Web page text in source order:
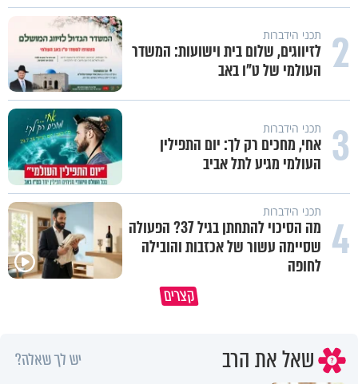
2 תכני הידברות
לזיווגים, שלום בית וישועות: המשדר
העולמי של ט"ו באב
3 תכני הידברות
אחי, מחכים רק לך: יום התפילין
העולמי מגיע לתל אביב
4 תכני הידברות
מה הסיכוי להתחתן בגיל 37? הפעולה
שסיימה עשור של אכזבות והובילה
לחופה
קצרים
שאל את הרב יש לך שאלה?